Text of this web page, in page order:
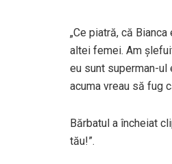
„Ce piatră, că
altei femei. Am
eu sunt superman-ul
acuma vreau să fug
Bărbatul a încheiat
tău!”.